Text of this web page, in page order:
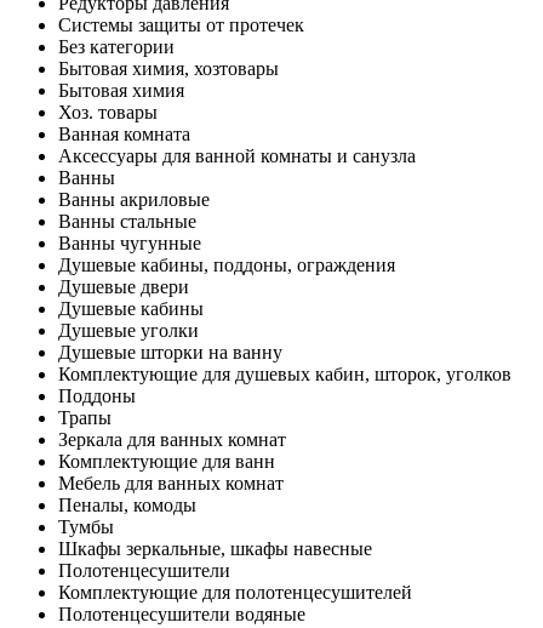
Системы защиты от протечек
Без категории
Бытовая химия, хозтовары
Бытовая химия
Хоз. товары
Ванная комната
Аксессуары для ванной комнаты и санузла
Ванны
Ванны акриловые
Ванны стальные
Ванны чугунные
Душевые кабины, поддоны, ограждения
Душевые двери
Душевые кабины
Душевые уголки
Душевые шторки на ванну
Комплектующие для душевых кабин, шторок, уголков
Поддоны
Трапы
Зеркала для ванных комнат
Комплектующие для ванн
Мебель для ванных комнат
Пеналы, комоды
Тумбы
Шкафы зеркальные, шкафы навесные
Полотенцесушители
Комплектующие для полотенцесушителей
Полотенцесушители водяные